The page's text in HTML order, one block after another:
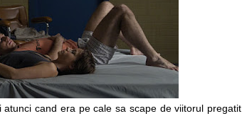
cand era pe cale sa scape de viitorul pregatit